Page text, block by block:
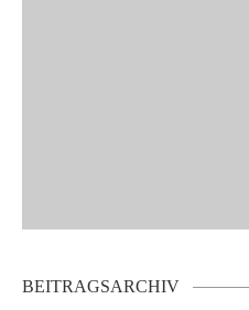
BEITRAGSARCHIV